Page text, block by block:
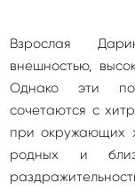
Взрослая
внешностью,
Однако эти
сочетаются с
при окружающих
родных и